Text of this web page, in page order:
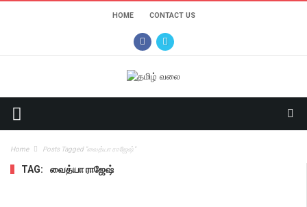
HOME CONTACT US
Home Posts Tagged "வைத்யா ராஜேஷ்"
TAG: வைத்யா ராஜேஷ்